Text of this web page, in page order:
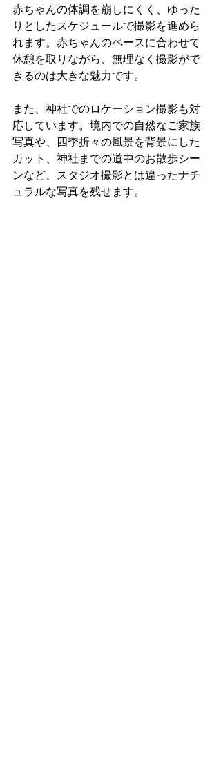
赤ちゃんの体調を崩しにくく、ゆった
りとしたスケジュールで撮影を進めら
れます。赤ちゃんのペースに合わせて
休憩を取りながら、無理なく撮影がで
きるのは大きな魅力です。
また、神社でのロケーション撮影も対
応しています。境内での自然なご家族
写真や、四季折々の風景を背景にした
カット、神社までの道中のお散歩シー
ンなど、スタジオ撮影とは違ったナチ
ュラルな写真を残せます。